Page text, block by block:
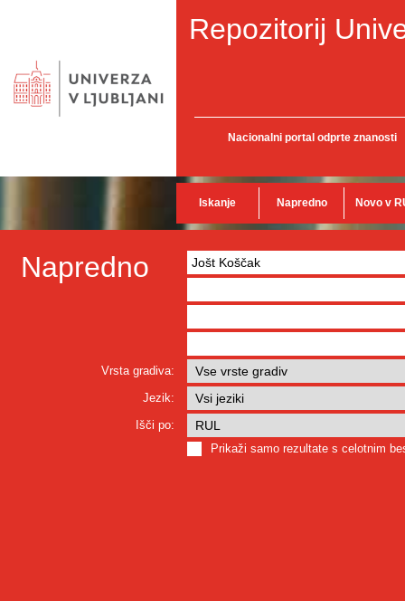
Repozitorij
Nacionalni portal odprte znanosti
Iskanje Napredno Novo v
Napredno
Vrsta gradiva:
Jezik:
Išči po:
Prikaži samo rezultate s celotnim